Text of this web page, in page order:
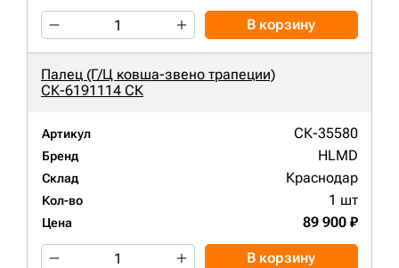
В корзину
Палец (Г/Ц ковша-звено трапеции)
СК-6191114 СК
Артикул СК-35580
Бренд HLMD
Склад Краснодар
Кол-во 1 шт
Цена 89 900 ₽
В корзину